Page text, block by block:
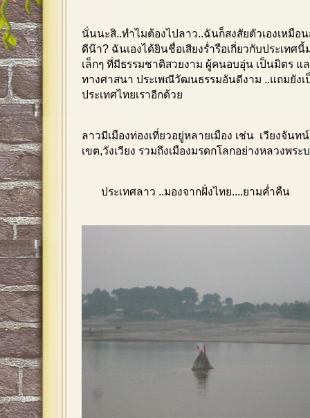
นั่นนะสิ..ทำไมต้องไปลาว..ฉันก็สงสัยตัวเองเหมือ
ดีน๊า? ฉันเองได้ยินชื่อเสียงร่ำรือเกี่ยวกับประเทศ
เล็กๆ ที่มีธรรมชาติสวยงาม ผู้คนอบอุ่น เป็นมิตร
ทางศาสนา ประเพณีวัฒนธรรมอันดีงาม ..แถมยัง
ประเทศไทยเราอีกด้วย
ลาวมีเมืองท่องเที่ยวอยู่หลายเมือง เช่น เวียงจันท
เขต,วังเวียง รวมถึงเมืองมรดกโลกอย่างหลวงพระ
ประเทศลาว ..มองจากฝั่งไทย....ยามค่ำคืน